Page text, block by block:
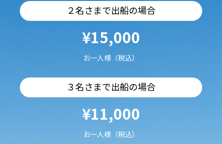
２名さまで出船の場合
¥15,000
お一人様（税込）
３名さまで出船の場合
¥11,000
お一人様（税込）